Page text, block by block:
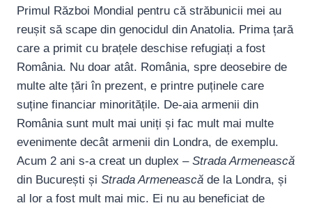
Primul Război Mondial pentru că străbunicii mei au
reușit să scape din genocidul din Anatolia. Prima țară
care a primit cu brațele deschise refugiați a fost
România. Nu doar atât. România, spre deosebire de
multe alte țări în prezent, e printre puținele care
suține financiar minoritățile. De-aia armenii din
România sunt mult mai uniți și fac mult mai multe
evenimente decât armenii din Londra, de exemplu.
Acum 2 ani s-a creat un duplex – Strada Armenească
din București și Strada Armenească de la Londra, și
al lor a fost mult mai mic. Ei nu au beneficiat de